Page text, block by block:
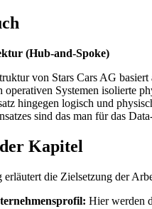
(Hub-and-Spoke)
von Stars Cars AG
operativen Systemen isolierte
hingegen logisch und
sind das man für das
Kapitel
die Zielsetzung der
Hier werden